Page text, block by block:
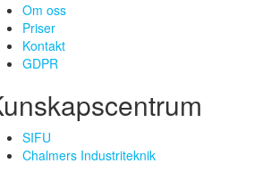
Om oss
Priser
Kontakt
GDPR
SIFU
Chalmers Industriteknik